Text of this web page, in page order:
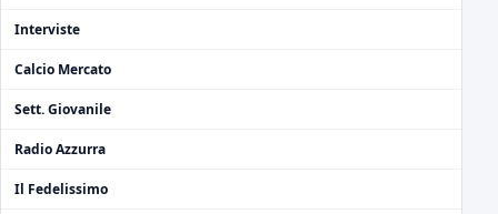
Interviste
Calcio Mercato
Sett. Giovanile
Radio Azzurra
Il Fedelissimo